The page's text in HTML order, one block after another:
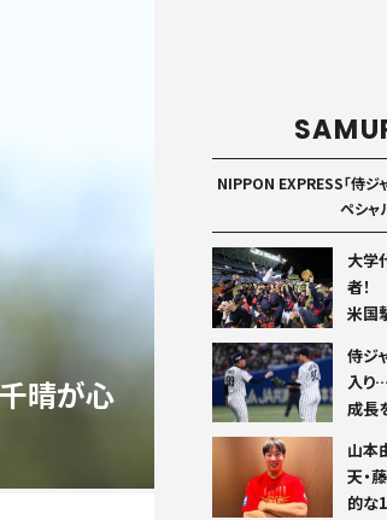
晴が心
NIPPON EXPRESS「侍
ペシャ
大学
者！
米国
侍ジ
入り
成長
山本
天・
的な